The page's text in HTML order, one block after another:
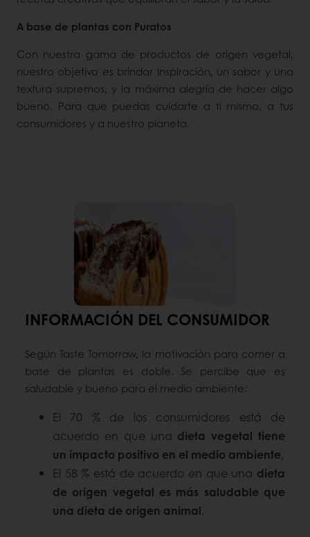
A base de plantas con Puratos
Con nuestra gama de productos de origen vegetal,
nuestro objetivo es brindar inspiración, un sabor y una
textura supremos, y la máxima alegría de hacer algo
bueno. Para que puedas cuidarte a ti mismo, a tus
consumidores y a nuestro planeta.
INFORMACIÓN DEL CONSUMIDOR
Según Taste Tomorrow, la motivación para comer a
base de plantas es doble. Se percibe que es
saludable y bueno para el medio ambiente:
El 70 % de los consumidores está de
acuerdo en que una dieta vegetal tiene
un impacto positivo en el medio ambiente,
El 58 % está de acuerdo en que una dieta
de origen vegetal es más saludable que
una dieta de origen animal.